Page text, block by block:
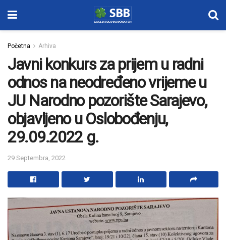
Početna Arhiva
Javni konkurs za prijem u radni
odnos na neodređeno vrijeme u
JU Narodno pozorište Sarajevo,
objavljeno u Oslobođenju,
29.09.2022 g.
29 Septembra, 2022